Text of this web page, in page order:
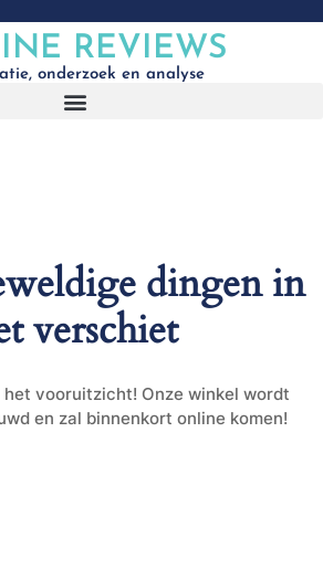
REVIEWS
onderzoek en analyse
dingen in
verschiet
het vooruitzicht! Onze winkel wordt
en zal binnenkort online komen!